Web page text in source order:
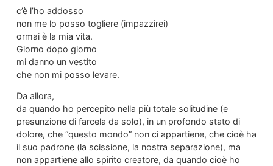
c’è l’ho addosso
non me lo posso togliere (impazzirei)
ormai è la mia vita.
Giorno dopo giorno
mi danno un vestito
che non mi posso levare.
Da allora,
da quando ho percepito nella più totale solitudine (e
presunzione di farcela da solo), in un profondo stato di
dolore, che “questo mondo” non ci appartiene, che cioè ha
il suo padrone (la scissione, la nostra separazione), ma
non appartiene allo spirito creatore, da quando cioè ho